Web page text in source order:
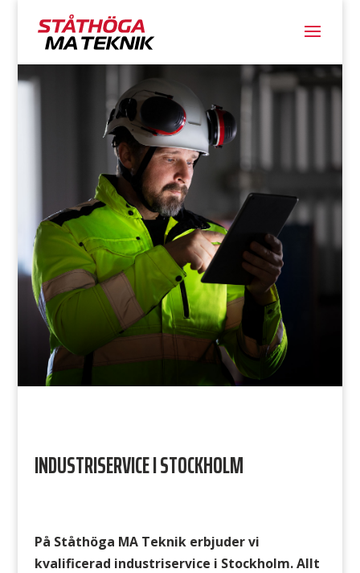
INDUSTRISERVICE I STOCKHOLM
På Ståthöga MA Teknik erbjuder vi
kvalificerad industriservice i Stockholm. Allt